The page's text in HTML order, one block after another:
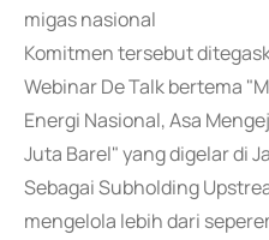
migas nasional
Komitmen tersebut
Webinar De Talk bertema
Energi Nasional, Asa
Juta Barel" yang digelar di
Sebagai Subholding
mengelola lebih dari